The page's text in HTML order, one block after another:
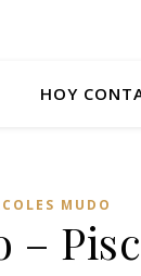
HOY
MUDO